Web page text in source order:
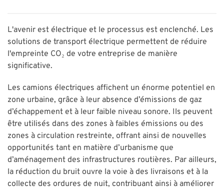
L'avenir est électrique et le processus est enclenché. Les
solutions de transport électrique permettent de réduire
l'empreinte CO₂ de votre entreprise de manière
significative.
Les camions électriques affichent un énorme potentiel en
zone urbaine, grâce à leur absence d’émissions de gaz
d’échappement et à leur faible niveau sonore. Ils peuvent
être utilisés dans des zones à faibles émissions ou des
zones à circulation restreinte, offrant ainsi de nouvelles
opportunités tant en matière d’urbanisme que
d’aménagement des infrastructures routières. Par ailleurs,
la réduction du bruit ouvre la voie à des livraisons et à la
collecte des ordures de nuit, contribuant ainsi à améliorer